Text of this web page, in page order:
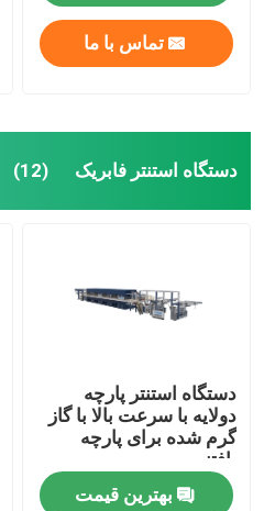
تماس با ما
دستگاه استنتر فابریک (12)
دستگاه استنتر پارچه
دولایه با سرعت بالا با گاز
گرم شده برای پارچه
بافتنی
بهترین قیمت